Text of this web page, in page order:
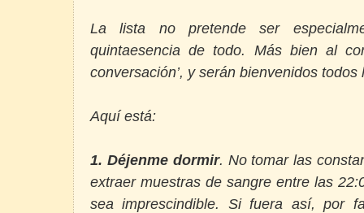
La lista no pretende ser
quintaesencia de todo. Más bien al
conversación’, y serán bienvenidos
Aquí está:
1. Déjenme dormir. No tomar las
extraer muestras de sangre entre las
sea imprescindible. Si fuera así, por